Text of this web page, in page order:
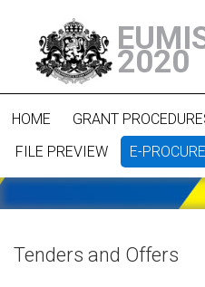
2020
HOME GRANT
FILE PREVIEW
E-
Tenders and Offers